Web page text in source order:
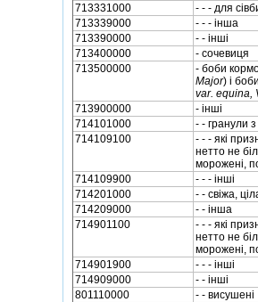
713331000
- - - для
713339000
- - - iнша
713390000
- - iншi
713400000
- сочевиця
713500000
- боби
Major) i
var. equina,
713900000
- iншi
714101000
- - гранули
714109100
- - - якi
нетто не
мороженi,
714109900
- - - iншi
714201000
- - свiжа,
714209000
- - iнша
714901100
- - - якi
нетто не
мороженi,
714901900
- - - iншi
714909000
- - iншi
801110000
- - висушенi